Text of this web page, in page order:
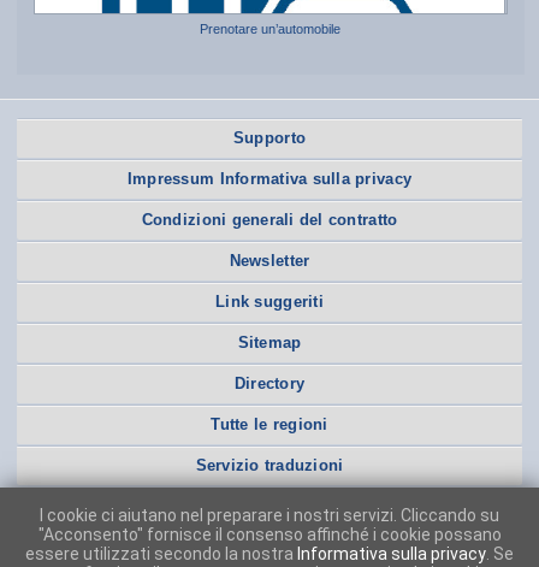
Prenotare un’automobile
Supporto
Impressum Informativa sulla privacy
Condizioni generali del contratto
Newsletter
Link suggeriti
Sitemap
Directory
Tutte le regioni
Servizio traduzioni
I cookie ci aiutano nel preparare i nostri servizi. Cliccando su
"Acconsento" fornisce il consenso affinché i cookie possano
essere utilizzati secondo la nostra Informativa sulla privacy . Se